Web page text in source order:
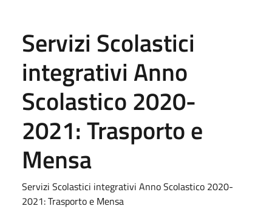
Servizi Scolastici
integrativi Anno
Scolastico 2020-
2021: Trasporto e
Mensa
Servizi Scolastici integrativi Anno Scolastico 2020-
2021: Trasporto e Mensa